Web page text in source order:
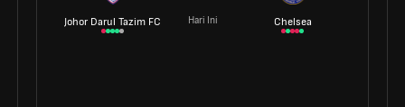
Johor Darul Tazim FC Hari Ini Chelsea